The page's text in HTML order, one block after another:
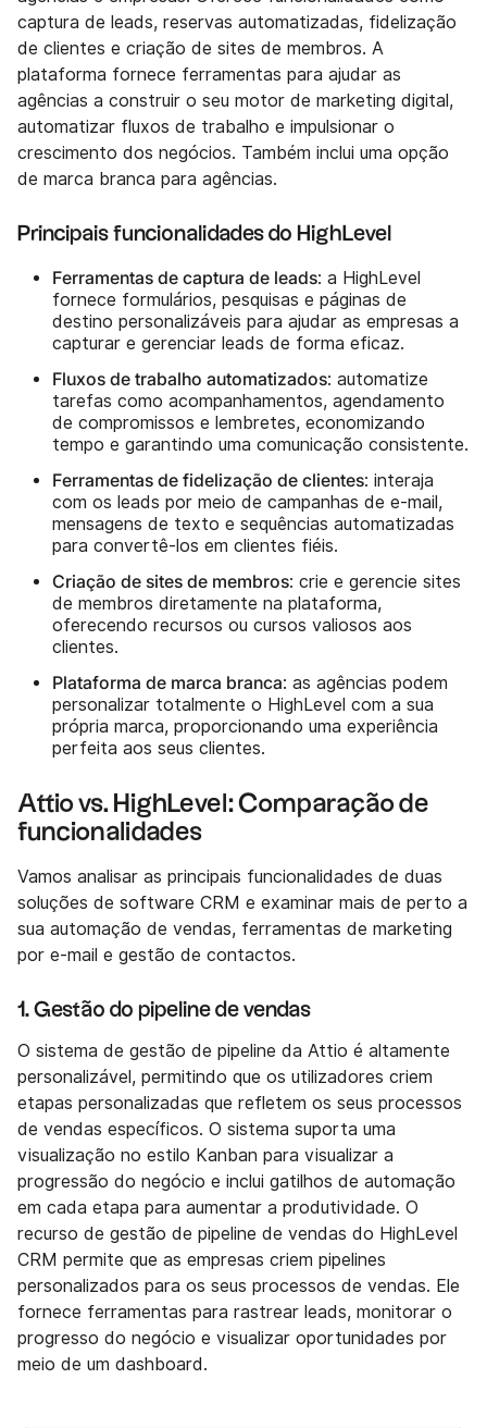
captura de leads, reservas automatizadas, fidelização
de clientes e criação de sites de membros. A
plataforma fornece ferramentas para ajudar as
agências a construir o seu motor de marketing digital,
automatizar fluxos de trabalho e impulsionar o
crescimento dos negócios. Também inclui uma opção
de marca branca para agências.
Principais funcionalidades do HighLevel
Ferramentas de captura de leads: a HighLevel
fornece formulários, pesquisas e páginas de
destino personalizáveis para ajudar as empresas a
capturar e gerenciar leads de forma eficaz.
Fluxos de trabalho automatizados: automatize
tarefas como acompanhamentos, agendamento
de compromissos e lembretes, economizando
tempo e garantindo uma comunicação consistente.
Ferramentas de fidelização de clientes: interaja
com os leads por meio de campanhas de e-mail,
mensagens de texto e sequências automatizadas
para convertê-los em clientes fiéis.
Criação de sites de membros: crie e gerencie sites
de membros diretamente na plataforma,
oferecendo recursos ou cursos valiosos aos
clientes.
Plataforma de marca branca: as agências podem
personalizar totalmente o HighLevel com a sua
própria marca, proporcionando uma experiência
perfeita aos seus clientes.
Attio vs. HighLevel: Comparação de
funcionalidades
Vamos analisar as principais funcionalidades de duas
soluções de software CRM e examinar mais de perto a
sua automação de vendas, ferramentas de marketing
por e-mail e gestão de contactos.
1. Gestão do pipeline de vendas
O sistema de gestão de pipeline da Attio é altamente
personalizável, permitindo que os utilizadores criem
etapas personalizadas que refletem os seus processos
de vendas específicos. O sistema suporta uma
visualização no estilo Kanban para visualizar a
progressão do negócio e inclui gatilhos de automação
em cada etapa para aumentar a produtividade. O
recurso de gestão de pipeline de vendas do HighLevel
CRM permite que as empresas criem pipelines
personalizados para os seus processos de vendas. Ele
fornece ferramentas para rastrear leads, monitorar o
progresso do negócio e visualizar oportunidades por
meio de um dashboard.